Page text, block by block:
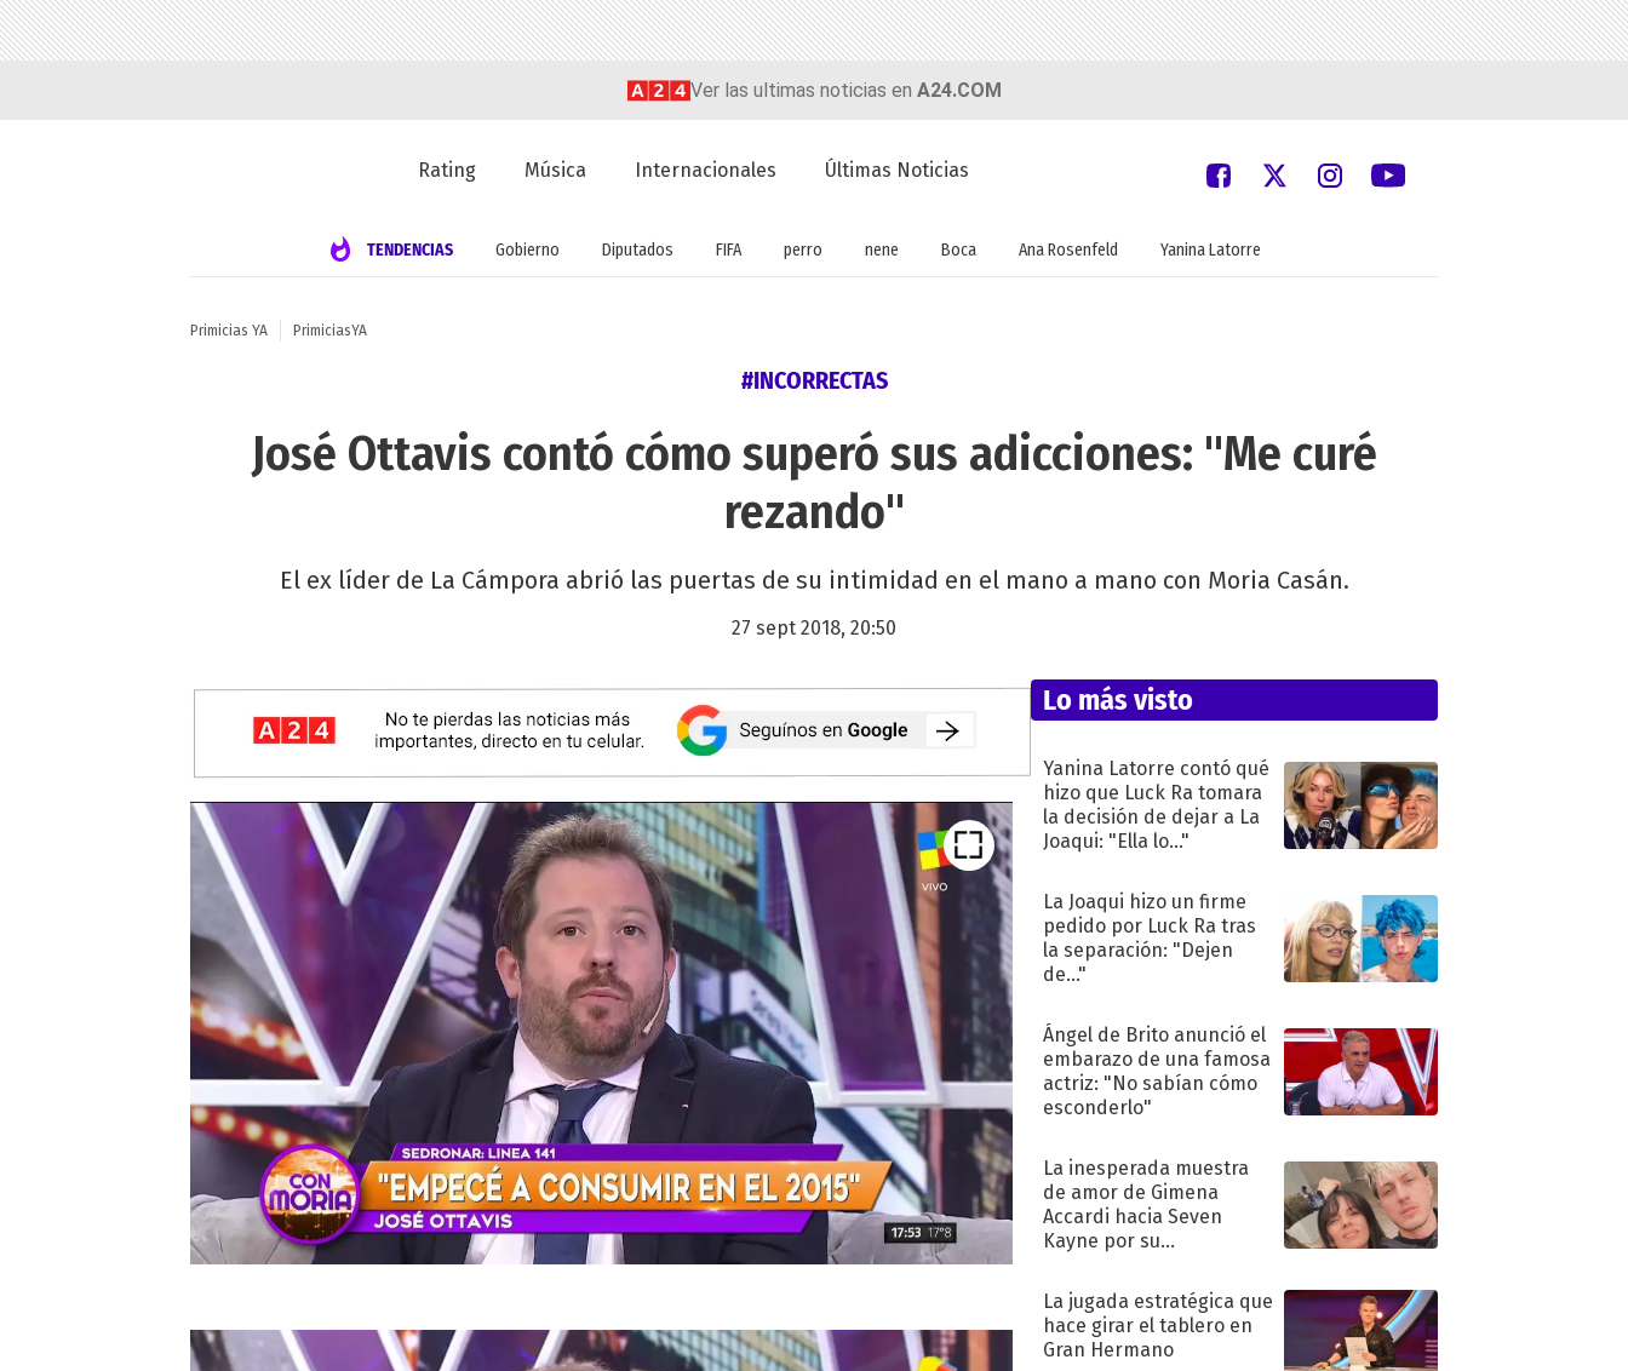
Ver las ultimas noticias en A24.COM
Rating Música Internacionales Últimas Noticias
TENDENCIAS Gobierno Diputados FIFA perro nene Boca Ana Rosenfeld Yanina Latorre
Primicias YA PrimiciasYA
#INCORRECTAS
José Ottavis contó cómo superó sus adicciones: "Me curé
rezando"
El ex líder de La Cámpora abrió las puertas de su intimidad en el mano a mano con Moria Casán.
27 sept 2018, 20:50
Lo más visto
Yanina Latorre contó qué
hizo que Luck Ra tomara
la decisión de dejar a La
Joaqui: "Ella lo..."
La Joaqui hizo un firme
pedido por Luck Ra tras
la separación: "Dejen
de..."
Ángel de Brito anunció el
embarazo de una famosa
actriz: "No sabían cómo
esconderlo"
La inesperada muestra
de amor de Gimena
Accardi hacia Seven
Kayne por su
La jugada estratégica que
hace girar el tablero en
Gran Hermano